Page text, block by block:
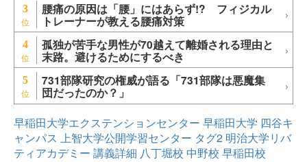
3 腰痛の原因は「腰」にはあらず!? フィジカル
トレーナーが教える腰痛対策
4 孤独が苦手な男性が70越えて離婚される理由と
末路。避けるためにするべき
5 731部隊研究の権威が語る「731部隊は悪魔集
団だったのか？」
早稲田大学エクステンションセンター 早稲田大学 四谷キ
ャンパス 上智大学公開学習センター タグ2 明治大学リバ
ティアカデミー 講義詳細 八丁堀校 中野校 早稲田校